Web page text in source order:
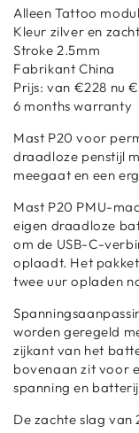
prijs
prijs
Alleen Tattoo
Kleur zilver en
Stroke 2.5mm
Fabrikant China
Prijs: van €228 nu
6 months warranty
Mast P20 voor
draadloze penstijl
meegaat en een
Mast P20 PMU-
eigen draadloze
om de USB-C-
oplaadt. Het
twee uur opladen
worden geregeld
zijkant van het
bovenaan zit voor
spanning en
De zachte slag